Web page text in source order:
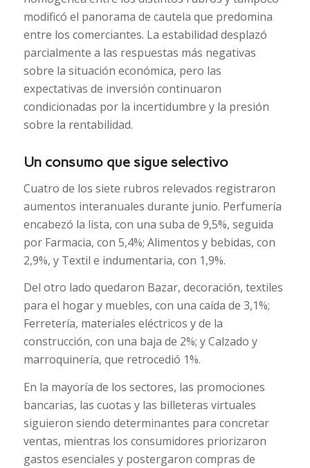
modificó el panorama de cautela que predomina
entre los comerciantes. La estabilidad desplazó
parcialmente a las respuestas más negativas
sobre la situación económica, pero las
expectativas de inversión continuaron
condicionadas por la incertidumbre y la presión
sobre la rentabilidad.
Un consumo que sigue selectivo
Cuatro de los siete rubros relevados registraron
aumentos interanuales durante junio. Perfumería
encabezó la lista, con una suba de 9,5%, seguida
por Farmacia, con 5,4%; Alimentos y bebidas, con
2,9%, y Textil e indumentaria, con 1,9%.
Del otro lado quedaron Bazar, decoración, textiles
para el hogar y muebles, con una caída de 3,1%;
Ferretería, materiales eléctricos y de la
construcción, con una baja de 2%; y Calzado y
marroquinería, que retrocedió 1%.
En la mayoría de los sectores, las promociones
bancarias, las cuotas y las billeteras virtuales
siguieron siendo determinantes para concretar
ventas, mientras los consumidores priorizaron
gastos esenciales y postergaron compras de